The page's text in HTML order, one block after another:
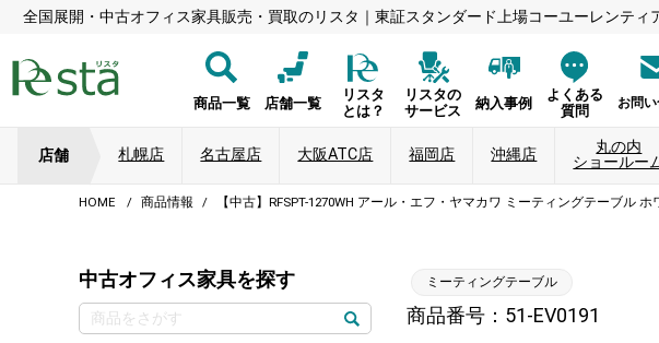
全国展開・中古オフィス家具販売・買取のリスタ｜東証スタンダード上場コーユーレンティ
商品一覧 店舗一覧
リスタ
とは？
リスタの
サービス
納入事例
よくある
質問
お問
店舗 札幌店 名古屋店 大阪ATC店 福岡店 沖縄店
丸の内
ショールー
HOME 商品情報 【中古】RFSPT-1270WH アール・エフ・ヤマカワ ミーティングテーブル ホ
中古オフィス家具を探す ミーティングテーブル
商品番号：51-EV0191